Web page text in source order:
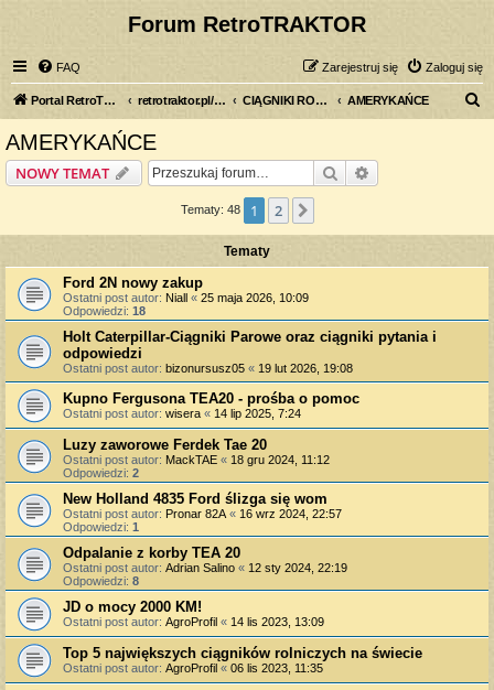
Forum RetroTRAKTOR
FAQ Zaloguj się
Zarejestruj się
Portal RetroTRAKTOR.pl retrotraktor.pl/forum CIĄGNIKI ROLNICZE AMERYKAŃCE
AMERYKAŃCE
NOWY TEMAT Szukaj
Tematy: 48 1 2
Tematy
Ford 2N nowy zakup
Ostatni post autor: Niall « 25 maja 2026, 10:09
Odpowiedzi: 18
Holt Caterpillar-Ciągniki Parowe oraz ciągniki pytania i
odpowiedzi
Ostatni post autor: bizonursusz05 « 19 lut 2026, 19:08
Kupno Fergusona TEA20 - prośba o pomoc
Ostatni post autor: wisera « 14 lip 2025, 7:24
Luzy zaworowe Ferdek Tae 20
Ostatni post autor: MackTAE « 18 gru 2024, 11:12
Odpowiedzi: 2
New Holland 4835 Ford ślizga się wom
Ostatni post autor: Pronar 82A « 16 wrz 2024, 22:57
Odpowiedzi: 1
Odpalanie z korby TEA 20
Ostatni post autor: Adrian Salino « 12 sty 2024, 22:19
Odpowiedzi: 8
JD o mocy 2000 KM!
Ostatni post autor: AgroProfil « 14 lis 2023, 13:09
Top 5 największych ciągników rolniczych na świecie
Ostatni post autor: AgroProfil « 06 lis 2023, 11:35